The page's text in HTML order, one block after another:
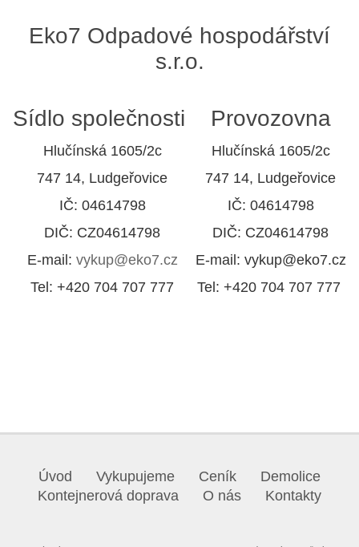
Eko7 Odpadové hospodářství
s.r.o.
Sídlo společnosti
Hlučínská 1605/2c
747 14, Ludgeřovice
IČ: 04614798
DIČ: CZ04614798
E-mail: vykup@eko7.cz
Tel: +420 704 707 777
Provozovna
Hlučínská 1605/2c
747 14, Ludgeřovice
IČ: 04614798
DIČ: CZ04614798
E-mail: vykup@eko7.cz
Tel: +420 704 707 777
Úvod Vykupujeme Ceník
Demolice
Kontejnerová doprava
O nás Kontakty